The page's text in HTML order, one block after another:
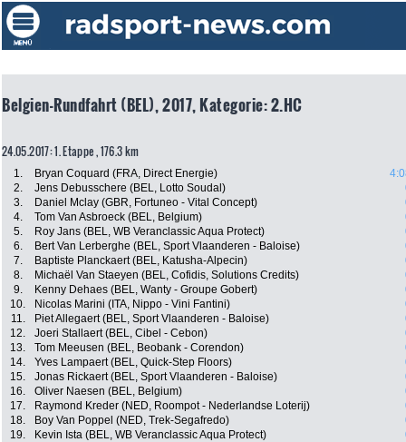
Belgien-Rundfahrt (BEL), 2017, Kategorie: 2.HC
24.05.2017: 1. Etappe , 176.3 km
1. Bryan Coquard (FRA, Direct Energie)
2.
Jens Debusschere (BEL, Lotto Soudal)
3.
Daniel Mclay (GBR, Fortuneo - Vital Concept)
4.
Tom Van Asbroeck (BEL, Belgium)
5.
Roy Jans (BEL, WB Veranclassic Aqua Protect)
6.
Bert Van Lerberghe (BEL, Sport Vlaanderen - Baloise)
7.
Baptiste Planckaert (BEL, Katusha-Alpecin)
8.
Michaël Van Staeyen (BEL, Cofidis, Solutions Credits)
9.
Kenny Dehaes (BEL, Wanty - Groupe Gobert)
10.
Nicolas Marini (ITA, Nippo - Vini Fantini)
11.
Piet Allegaert (BEL, Sport Vlaanderen - Baloise)
12.
Joeri Stallaert (BEL, Cibel - Cebon)
13.
Tom Meeusen (BEL, Beobank - Corendon)
14.
Yves Lampaert (BEL, Quick-Step Floors)
15.
Jonas Rickaert (BEL, Sport Vlaanderen - Baloise)
16.
Oliver Naesen (BEL, Belgium)
17.
Raymond Kreder (NED, Roompot - Nederlandse Loterij)
18.
Boy Van Poppel (NED, Trek-Segafredo)
19.
Kevin Ista (BEL, WB Veranclassic Aqua Protect)